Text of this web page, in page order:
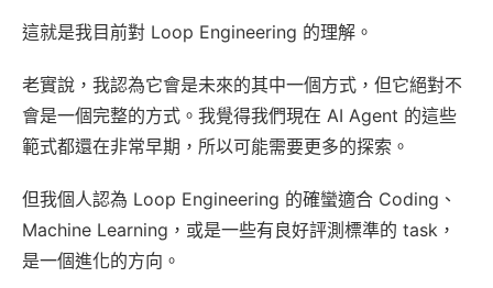
這就是我目前對 Loop Engineering 的理解。
老實說，我認為它會是未來的其中一個方式，但它絕對不
會是一個完整的方式。我覺得我們現在 AI Agent 的這些
範式都還在非常早期，所以可能需要更多的探索。
但我個人認為 Loop Engineering 的確蠻適合 Coding、
Machine Learning，或是一些有良好評測標準的 task，
是一個進化的方向。